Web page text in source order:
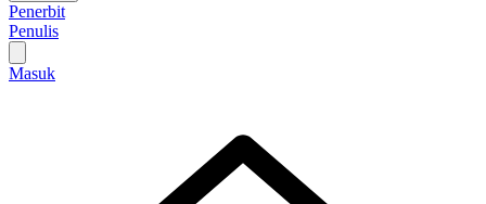
Penerbit
Penulis
Masuk